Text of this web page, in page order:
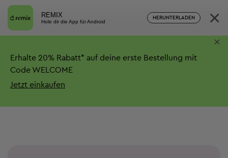
REMIX
Hole dir die App für Android
HERUNTERLADEN ×
Erhalte 20% Rabatt* auf deine erste Bestellung mit
Code WELCOME
Jetzt einkaufen
×